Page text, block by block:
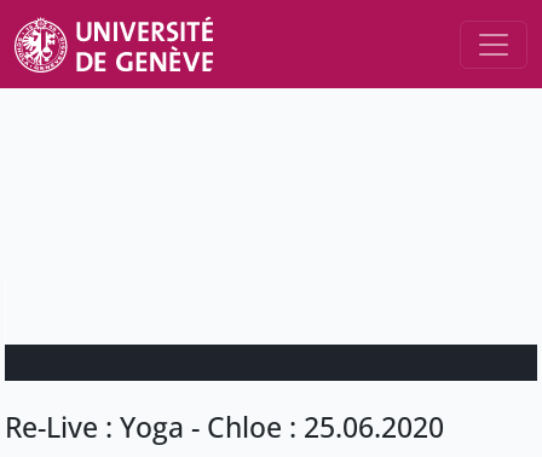
Re-Live : Yoga - Chloe : 25.06.2020